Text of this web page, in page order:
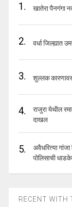
1. खातेरा पैनगंगा
2. वर्धा जिल्ह्यात
3. शुल्लक
4.
राजुरा येथील
दाखल
5.
अवैधरित्या
पोलिसाची
RECENT WITH